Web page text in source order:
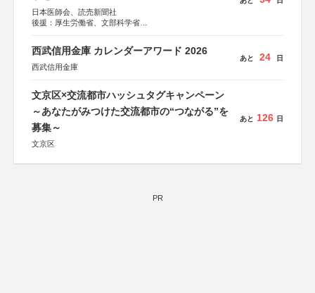
日本医師会、読売新聞社
後援：厚生労働省、文部科学省
しん生命保険株式会社
西武信用金庫 カレンダーアワード 2026
西武信用金庫
あと 24 日
文京区×交流都市ハッシュタグキャンペーン
～あなたがみつけた交流都市の“つながる”を
募集～
文京区
あと 126 日
PR